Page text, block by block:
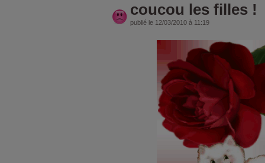
coucou les filles !
publié le 12/03/2010 à 11:19